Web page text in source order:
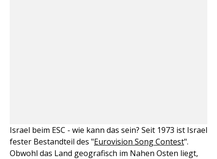
Israel beim ESC - wie kann das sein? Seit 1973 ist Israel
fester Bestandteil des "Eurovision Song Contest".
Obwohl das Land geografisch im Nahen Osten liegt,